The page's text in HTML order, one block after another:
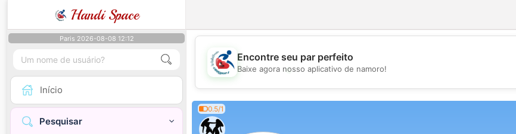
Handi Space
Paris 2026-08-08 12:12
Início
Pesquisar
💖
Encontre seu par perfeito
Baixe agora nosso aplicativo de namoro!
0.5/1